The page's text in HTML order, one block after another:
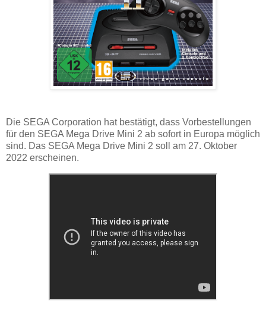
Die SEGA Corporation hat bestätigt, dass Vorbestellungen
für den SEGA Mega Drive Mini 2 ab sofort in Europa möglich
sind. Das SEGA Mega Drive Mini 2 soll am 27. Oktober
2022 erscheinen.